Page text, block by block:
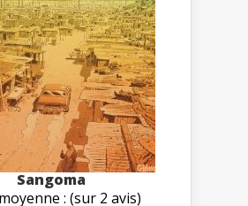
Sangoma
: (sur 2 avis)